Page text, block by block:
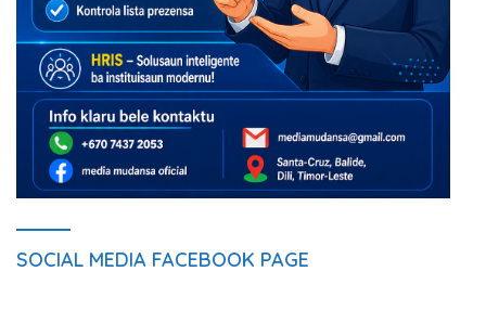
SOCIAL MEDIA FACEBOOK PAGE